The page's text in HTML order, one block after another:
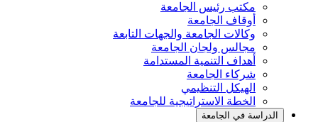
مكتب رئيس الجامعة
أوقاف الجامعة
وكالات الجامعة والجهات التابعة
مجالس ولجان الجامعة
أهداف التنمية المستدامة
شركاء الجامعة
الهيكل التنظيمي
الخطة الاستراتيجية للجامعة
الدراسة في الجامعة